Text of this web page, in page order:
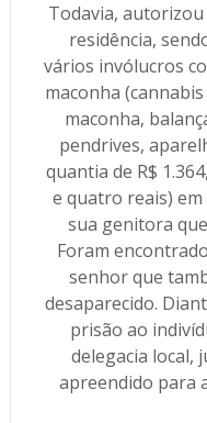
Todavia,
residência,
vários invólucros
maconha
maconha,
pendrives,
quantia de R$
e quatro reais)
sua genitora
Foram
senhor que
desaparecido.
prisão ao
delegacia local,
apreendido para